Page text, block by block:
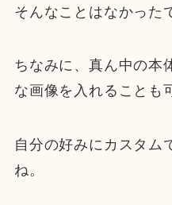
そんなことはなかった
ちなみに、真ん中の本
な画像を入れることも
自分の好みにカスタム
ね。